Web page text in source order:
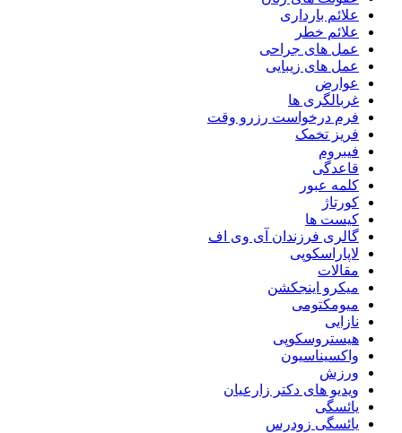
علائم بارداری
علائم خطر
عمل های جراحی
عمل های زیبایی
عوارض
غربالگری ها
فرم درخواست رزرو وقت
فریز تخمک
فیبروم
قاعدگی
کلمه عبور
کورتاژ
کیست ها
گالری فرزندان آی وی اف
لاپاراسکوپی
مقالات
میکرو اینجکشن
میومکتومی
نازایی
هیستروسکوپی
واکسیناسیون
ورزش
ویدیو های دکتر زارعیان
یائسگی
یائسگی زودرس